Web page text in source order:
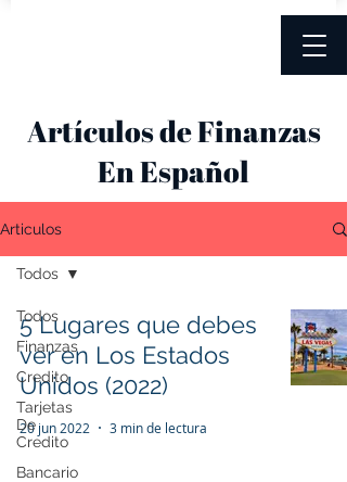
Artículos de Finanzas
En Español
Articulos
Todos
Finanzas
Credito
Tarjetas
De
Credito
Bancario
Todos
5 Lugares que debes
ver en Los Estados
Unidos (2022)
20 jun 2022 3 min de lectura